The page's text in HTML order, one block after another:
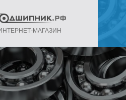
МАГАЗИН